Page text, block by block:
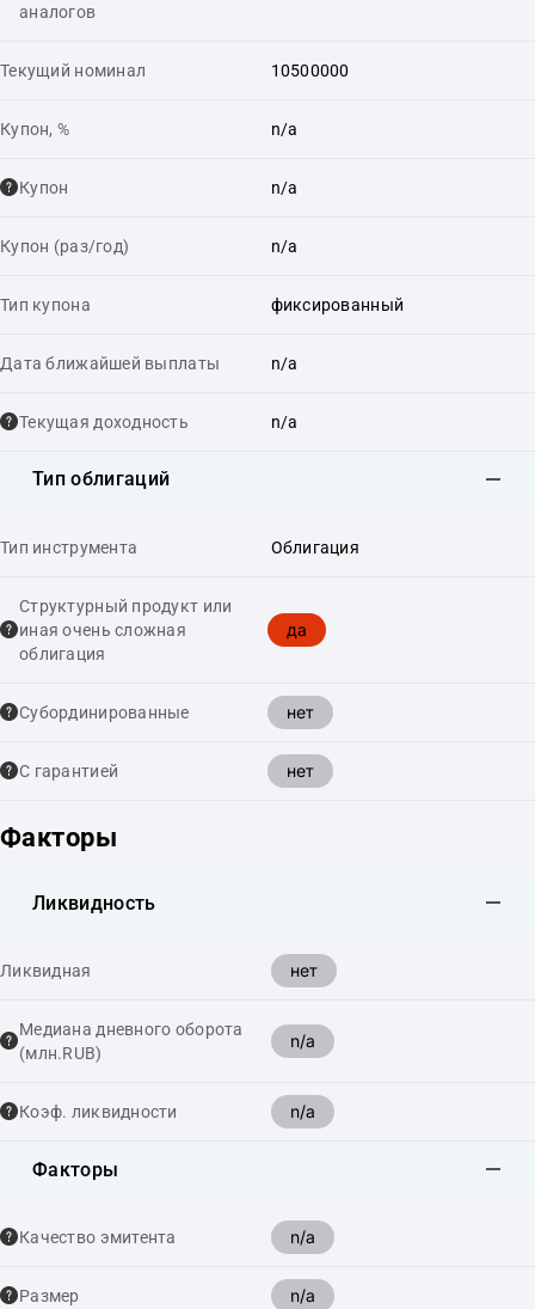
аналогов
Текущий номинал 10500000
Купон, % n/a
Купон n/a
Купон (раз/год) n/a
Тип купона фиксированный
Дата ближайшей выплаты n/a
Текущая доходность n/a
Тип облигаций
Тип инструмента Облигация
Структурный продукт или
иная очень сложная
облигация
да
Cубординированные нет
С гарантией нет
Факторы
Ликвидность
Ликвидная нет
Медиана дневного оборота
(млн.RUB)
n/a
Коэф. ликвидности n/a
Факторы
Качество эмитента n/a
Размер n/a